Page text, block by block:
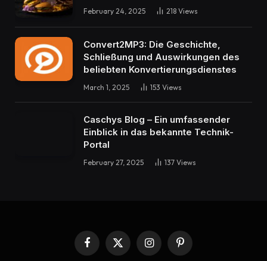
February 24, 2025 218 Views
Convert2MP3: Die Geschichte,
Schließung und Auswirkungen des
beliebten Konvertierungsdienstes
March 1, 2025 153 Views
Caschys Blog – Ein umfassender
Einblick in das bekannte Technik-
Portal
February 27, 2025 137 Views
Facebook
X
(Twitter)
InstagramPinterest